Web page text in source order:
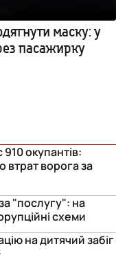
маску: у
пасажирку
910 окупантів:
втрат ворога за
"послугу": на
схеми
на дитячий забіг